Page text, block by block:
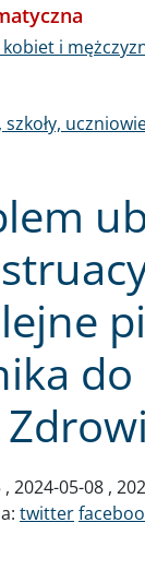
2024-05-08
twitter
kobiet i
szkoły,